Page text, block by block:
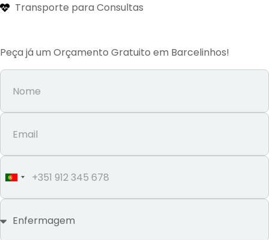
Transporte para Consultas
Peça já um Orçamento Gratuito em Barcelinhos!
Portugal
+351